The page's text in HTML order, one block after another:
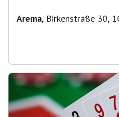
Arema, Birkenstraße 30,